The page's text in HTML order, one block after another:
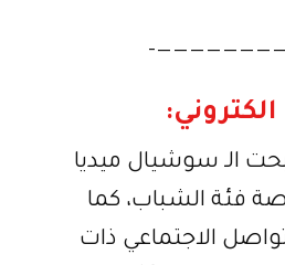
الـ سوشيال ميديا
فئة الشباب، كما
الاجتماعي ذات